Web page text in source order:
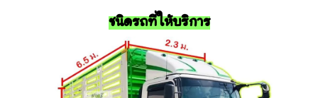
ชนิดรถที่ให้บริการ